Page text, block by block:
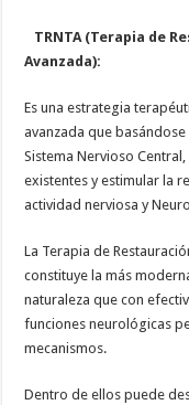
TRNTA (Terapia de
Avanzada):
Es una estrategia
avanzada que
Sistema Nervioso
existentes y estimular la
actividad nerviosa y
La Terapia de
constituye la más
naturaleza que con
funciones neurológicas
mecanismos.
Dentro de ellos puede